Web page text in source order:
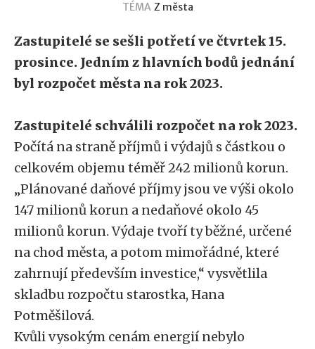
TÉMA Z města
Zastupitelé se sešli potřetí ve čtvrtek 15.
prosince. Jedním z hlavních bodů jednání
byl rozpočet města na rok 2023.
Zastupitelé schválili rozpočet na rok 2023.
Počítá na straně příjmů i výdajů s částkou o
celkovém objemu téměř 242 milionů korun.
„Plánované daňové příjmy jsou ve výši okolo
147 milionů korun a nedaňové okolo 45
milionů korun. Výdaje tvoří ty běžné, určené
na chod města, a potom mimořádné, které
zahrnují především investice,“ vysvětlila
skladbu rozpočtu starostka, Hana
Potměšilová.
Kvůli vysokým cenám energií nebylo